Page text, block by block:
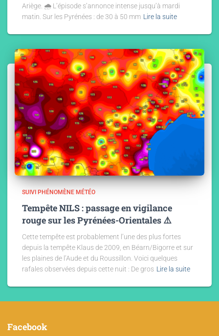
Ariège. 🌧 ​L’épisode s’annonce intense jusqu’à mardi
matin. Sur les Pyrénées : de 30 à 50 mm Lire la suite
SUIVI PHÉNOMÈNE MÉTÉO
Tempête NILS : passage en vigilance
rouge sur les Pyrénées-Orientales ⚠️
Cette tempête est probablement l’une des plus fortes
depuis la tempête Klaus de 2009, en Béarn/Bigorre et sur
les plaines de l’Aude et du Roussillon. Voici quelques
rafales observées depuis cette nuit : De gros Lire la suite
Facebook